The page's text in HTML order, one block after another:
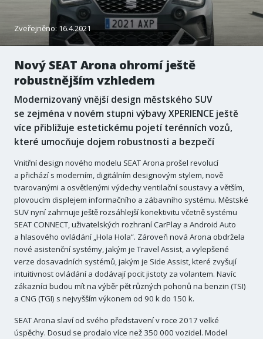
Zveřejněno: 16.4.2021
Nový SEAT Arona ohromí ještě
robustnějším vzhledem
Modernizovaný vnější design městského SUV
se zejména v novém stupni výbavy XPERIENCE ještě
více přibližuje estetickému pojetí terénních vozů,
které umocňuje dojem robustnosti a bezpečí
Vnitřní design nového modelu SEAT Arona prošel revolucí
a přichází s moderním, digitálním designovým stylem, nově
tvarovanými a osvětlenými výdechy ventilační soustavy a větším,
plovoucím displejem informačního a zábavního systému. Městské
SUV nyní zahrnuje ještě rozsáhlejší konektivitu včetně systému
SEAT CONNECT, uživatelských rozhraní CarPlay a Android Auto
a hlasového ovládání „Hola Hola“. Zároveň nová Arona obdržela
nové asistenční systémy, jakým je Travel Assist, a vylepšené
verze dosavadních systémů, jakým je Side Assist, které zvyšují
intuitivnost ovládání a dodávají pocit jistoty za volantem. Navíc
zákazníci budou mít na výběr pět různých pohonů na benzin (TSI)
a CNG (TGI) s nejvyšším výkonem od 90 k do 150 k.
SEAT Arona slaví od svého představení v roce 2017 velké
úspěchy. Dosud se prodalo více než 350 000 vozidel. Model